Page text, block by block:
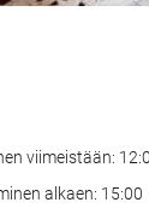
viimeistään:
alkaen: 15:00